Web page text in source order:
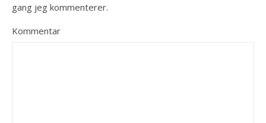
gang jeg kommenterer.
Kommentar